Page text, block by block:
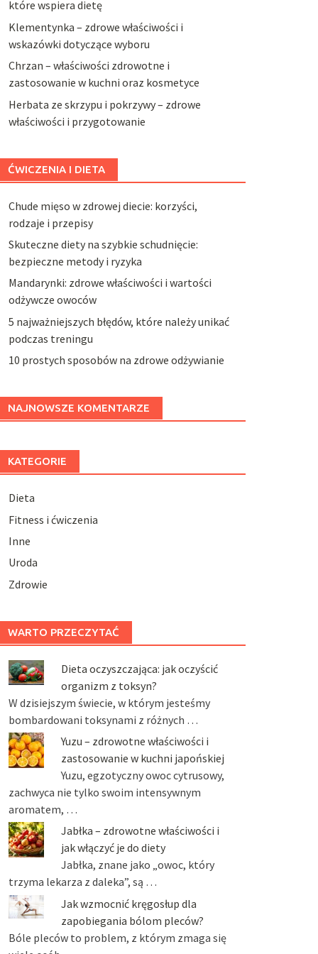
które wspiera dietę
Klementynka – zdrowe właściwości i
wskazówki dotyczące wyboru
Chrzan – właściwości zdrowotne i
zastosowanie w kuchni oraz kosmetyce
Herbata ze skrzypu i pokrzywy – zdrowe
właściwości i przygotowanie
ĆWICZENIA I DIETA
Chude mięso w zdrowej diecie: korzyści,
rodzaje i przepisy
Skuteczne diety na szybkie schudnięcie:
bezpieczne metody i ryzyka
Mandarynki: zdrowe właściwości i wartości
odżywcze owoców
5 najważniejszych błędów, które należy unikać
podczas treningu
10 prostych sposobów na zdrowe odżywianie
NAJNOWSZE KOMENTARZE
KATEGORIE
Dieta
Fitness i ćwiczenia
Inne
Uroda
Zdrowie
WARTO PRZECZYTAĆ
Dieta oczyszczająca: jak oczyścić
organizm z toksyn?
W dzisiejszym świecie, w którym jesteśmy
bombardowani toksynami z różnych …
Yuzu – zdrowotne właściwości i
zastosowanie w kuchni japońskiej
Yuzu, egzotyczny owoc cytrusowy,
zachwyca nie tylko swoim intensywnym
aromatem, …
Jabłka – zdrowotne właściwości i
jak włączyć je do diety
Jabłka, znane jako „owoc, który
trzyma lekarza z daleka”, są …
Jak wzmocnić kręgosłup dla
zapobiegania bólom pleców?
Bóle pleców to problem, z którym zmaga się